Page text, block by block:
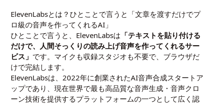
ElevenLabsとは？ひとことで言うと「文章を渡すだけでプ
ロ級の音声を作ってくれるAI」
ひとことで言うと、ElevenLabsは 「テキストを貼り付ける
だけで、人間そっくりの読み上げ音声を作ってくれるサー
ビス」 です。マイクも収録スタジオも不要で、ブラウザだ
けで完結します。
ElevenLabsは、2022年に創業されたAI音声合成スタートア
ップであり、現在世界で最も高品質な音声生成・音声クロ
ーン技術を提供するプラットフォームの一つとして広く認